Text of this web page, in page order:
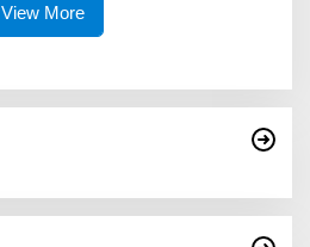
View More